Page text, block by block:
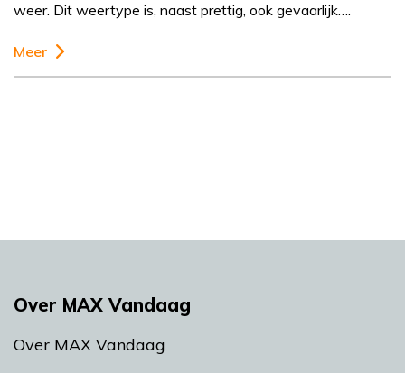
weer. Dit weertype is, naast prettig, ook gevaarlijk….
Meer
Over MAX Vandaag
Over MAX Vandaag